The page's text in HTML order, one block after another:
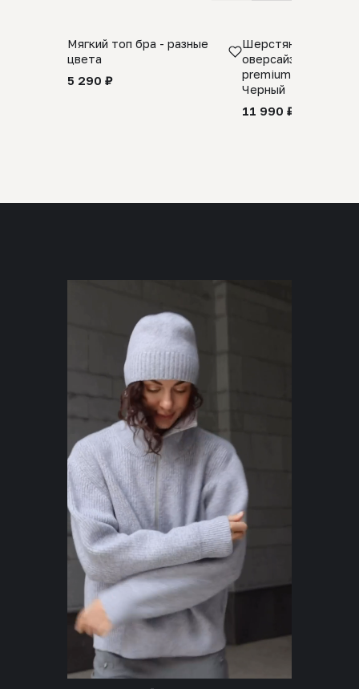
Мягкий топ бра - разные
цвета
5 290 ₽
Шерстяной свитер
оверсайз 100%
premium merino
Черный
11 990 ₽